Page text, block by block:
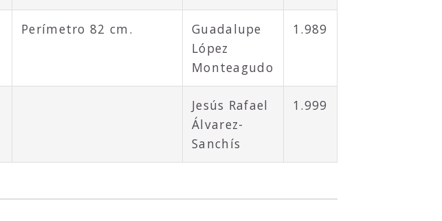
Perímetro 82 cm.
Guadalupe
López
Monteagudo
1.989
Jesús Rafael
Álvarez-
Sanchís
1.999